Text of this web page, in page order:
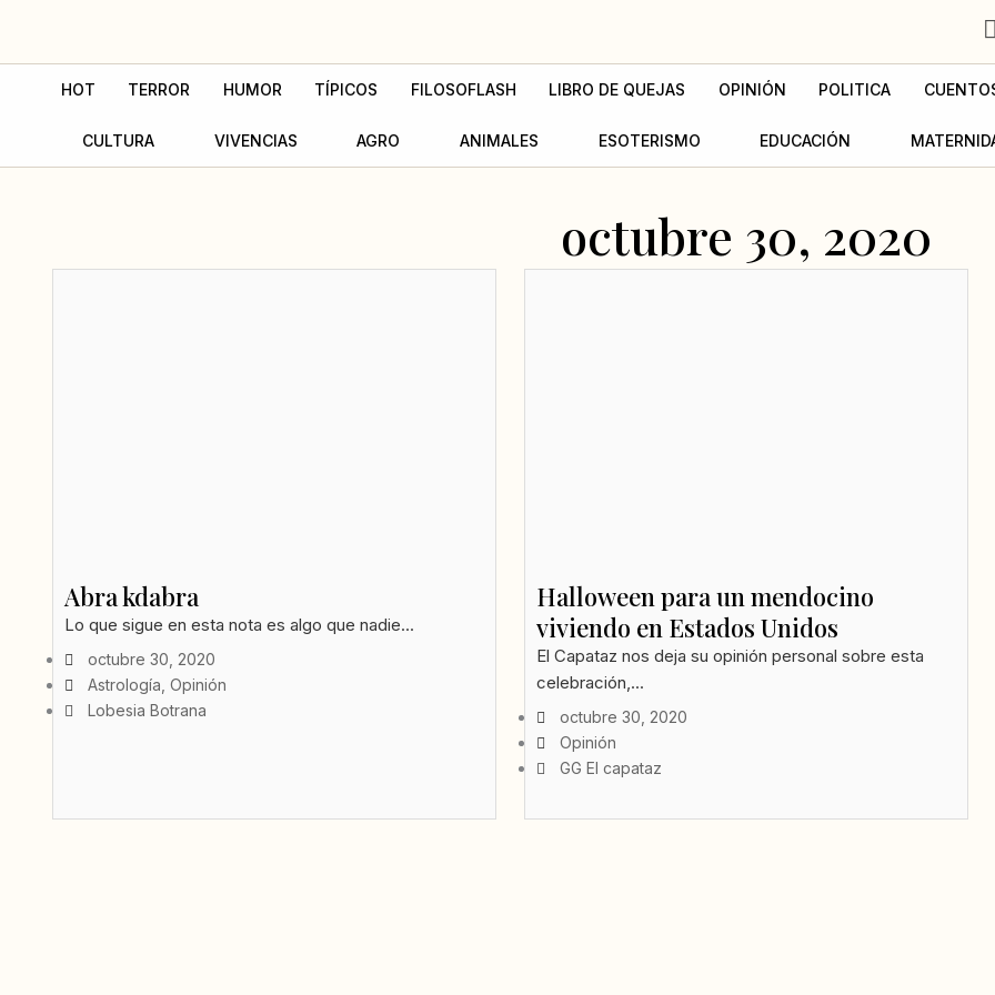
contenido
HOT TERROR HUMOR TÍPICOS FILOSOFLASH LIBRO DE QUEJAS OPINIÓN POLITICA
CULTURA VIVENCIAS AGRO ANIMALES ESOTERISMO EDUCACIÓN
octubre 30, 2020
Abra kdabra
Lo que sigue en esta nota es algo que nadie...
octubre 30, 2020
Astrología Opinión
Lobesia Botrana
Halloween para un mendocino
viviendo en Estados Unidos
El Capataz nos deja su opinión personal sobre esta
celebración,...
octubre 30, 2020
Opinión
GG El capataz